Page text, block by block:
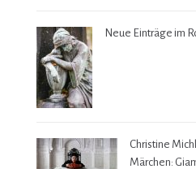
Neue Einträge im
Christine
Märchen: